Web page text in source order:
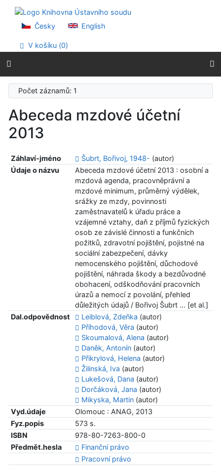
Přejít na menu
Prohlášení o webové přístupnosti
Česky English
V košíku (0)
Počet záznamů: 1
Abeceda mzdové účetní
2013
Záhlaví-jméno Šubrt, Bořivoj, 1948- (autor)
Údaje o názvu
Abeceda mzdové účetní 2013 : osobní a
mzdová agenda, pracovněprávní a
mzdové minimum, průměrný výdělek,
srážky ze mzdy, povinnosti
zaměstnavatelů k úřadu práce a
vzájemné vztahy, daň z příjmů fyzických
osob ze závislé činnosti a funkčních
požitků, zdravotní pojištění, pojistné na
sociální zabezpečení, dávky
nemocenského pojištění, důchodové
pojištění, náhrada škody a bezdůvodné
obohacení, odškodňování pracovních
úrazů a nemocí z povolání, přehled
důležitých údajů / Bořivoj Šubrt ... [et al.]
Dal.odpovědnost
Leiblová, Zdeňka (autor)
Příhodová, Věra (autor)
Skoumalová, Alena (autor)
Daněk, Antonín(autor)
Přikrylová, Helena (autor)
Žilinská, Iva (autor)
Lukešová, Dana (autor)
Dorčáková, Jana (autor)
Mikyska, Martin(autor)
Vyd.údaje
Olomouc : ANAG, 2013
Fyz.popis
573 s.
ISBN
978-80-7263-800-0
Předmět.hesla
Finanční právo
Pracovní právo